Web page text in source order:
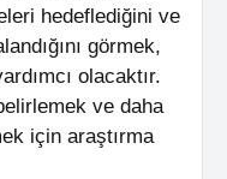
hedeflediğini ve
görmek,
olacaktır.
ve daha
için araştırma